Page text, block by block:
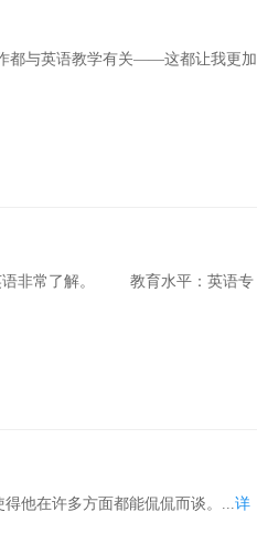
与英语教学有关——这都让我更加
非常了解。 教育水平：英语专
他在许多方面都能侃侃而谈。...详